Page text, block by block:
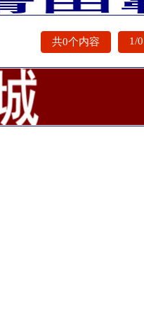
共0个内容 1/0